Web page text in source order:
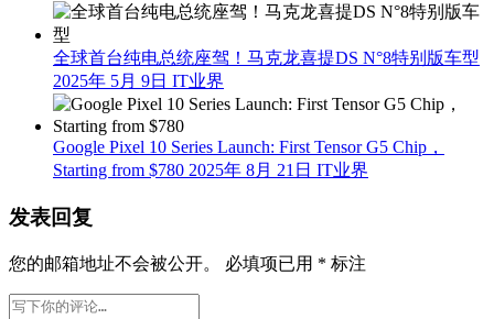
全球首台纯电总统座驾！马克龙喜提DS N°8特别版车型
2025年 5月 9日 IT业界
Google Pixel 10 Series Launch: First Tensor G5 Chip，
Starting from $780 2025年 8月 21日 IT业界
发表回复
您的邮箱地址不会被公开。 必填项已用 * 标注